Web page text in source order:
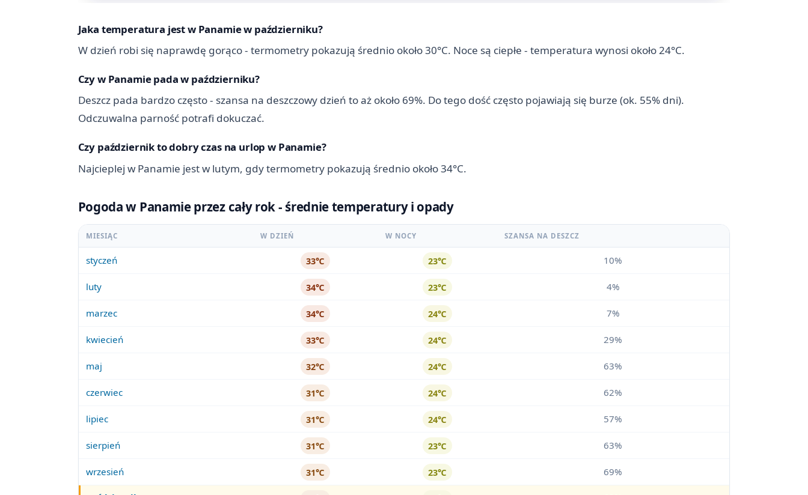
Jaka temperatura jest w Panamie w październiku?
W dzień robi się naprawdę gorąco - termometry pokazują średnio około 30°C. Noce są ciepłe - temperatura wynosi około 24°C.
Czy w Panamie pada w październiku?
Deszcz pada bardzo często - szansa na deszczowy dzień to aż około 69%. Do tego dość często pojawiają się burze (ok. 55% dni).
Odczuwalna parność potrafi dokuczać.
Czy październik to dobry czas na urlop w Panamie?
Najcieplej w Panamie jest w lutym, gdy termometry pokazują średnio około 34°C.
Pogoda w Panamie przez cały rok - średnie temperatury i opady
MIESIĄC W DZIEŃ W NOCY SZANSA NA DESZCZ
styczeń 33℃ 23℃ 10%
luty 34℃ 23℃ 4%
marzec 34℃ 24℃ 7%
kwiecień 33℃ 24℃ 29%
maj 32℃ 24℃ 63%
czerwiec 31℃ 24℃ 62%
lipiec 31℃ 24℃ 57%
sierpień 31℃ 23℃ 63%
wrzesień 31℃ 23℃ 69%